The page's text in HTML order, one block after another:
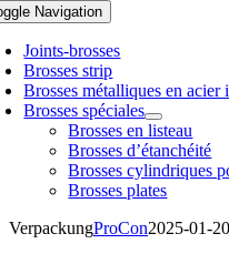
Navigation
Joints-brosses
Brosses strip
Brosses métalliques en acier
Brosses spéciales
Brosses en listeau
Brosses d’étanchéité
Brosses cylindriques
Brosses plates
VerpackungProCon2025-01-